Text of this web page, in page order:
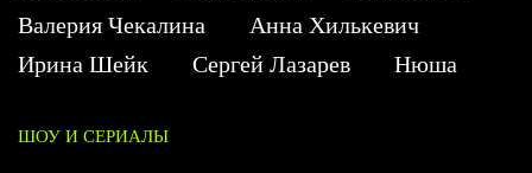
Валерия Чекалина
Анна Хилькевич
Ирина Шейк
Сергей Лазарев Нюша
ШОУ И СЕРИАЛЫ